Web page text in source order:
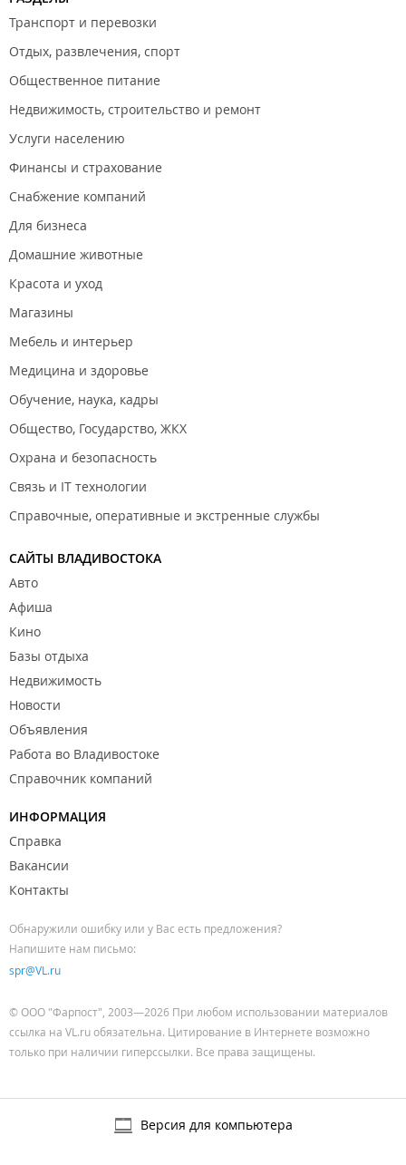
Транспорт и перевозки
Отдых, развлечения, спорт
Общественное питание
Недвижимость, строительство и ремонт
Услуги населению
Финансы и страхование
Снабжение компаний
Для бизнеса
Домашние животные
Красота и уход
Магазины
Мебель и интерьер
Медицина и здоровье
Обучение, наука, кадры
Общество, Государство, ЖКХ
Охрана и безопасность
Связь и IT технологии
Справочные, оперативные и экстренные службы
САЙТЫ ВЛАДИВОСТОКА
Авто
Афиша
Кино
Базы отдыха
Недвижимость
Новости
Объявления
Работа во Владивостоке
Справочник компаний
ИНФОРМАЦИЯ
Справка
Вакансии
Контакты
Обнаружили ошибку или у Вас есть предложения?
Напишите нам письмо:
spr@VL.ru
© ООО "Фарпост", 2003—2026 При любом использовании материалов
ссылка на VL.ru обязательна. Цитирование в Интернете возможно
только при наличии гиперссылки. Все права защищены.
Версия для компьютера